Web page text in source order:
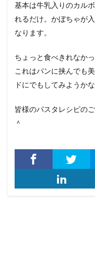
基本は牛乳入りのカル
れるだけ。かぼちゃが
なります。
ちょっと食べきれなか
これはパンに挟んでも
ドにでもしてみようかな
皆様のパスタレシピの
＾